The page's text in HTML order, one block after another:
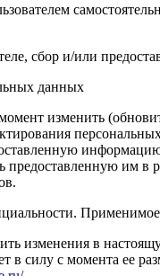
сбор и/или
данных
изменить
предоставленную им
Применимое
изменения в
в силу с момента ее